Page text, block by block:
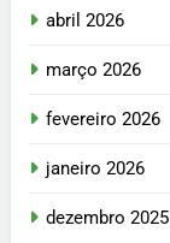
abril 2026
março 2026
fevereiro 2026
janeiro 2026
dezembro 2025